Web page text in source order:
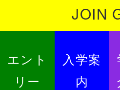
JOIN
エント
リー
入学案
内